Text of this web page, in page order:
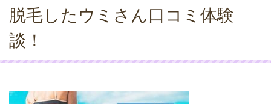
脱毛したウミさん口コミ体験
談！